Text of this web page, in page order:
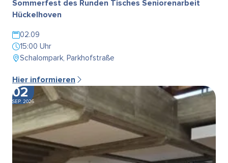
Sommerfest des Runden Tisches Seniorenarbeit
Hückelhoven
02.09
15:00 Uhr
Schalompark, Parkhofstraße
Hier informieren
02
SEP. 2026